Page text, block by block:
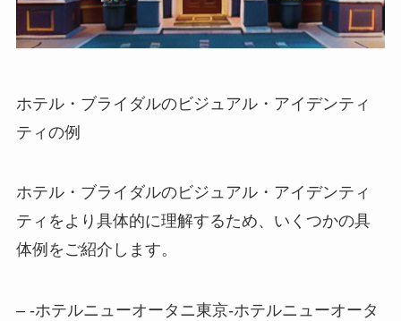
ホテル・ブライダルのビジュアル・アイデンティ
ティの例
ホテル・ブライダルのビジュアル・アイデンティ
ティをより具体的に理解するため、いくつかの具
体例をご紹介します。
– -ホテルニューオータニ東京-ホテルニューオータ